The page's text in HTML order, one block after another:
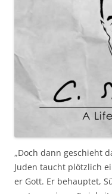
„Doch dann geschieht
Juden taucht plötzlich
er Gott. Er behauptet,